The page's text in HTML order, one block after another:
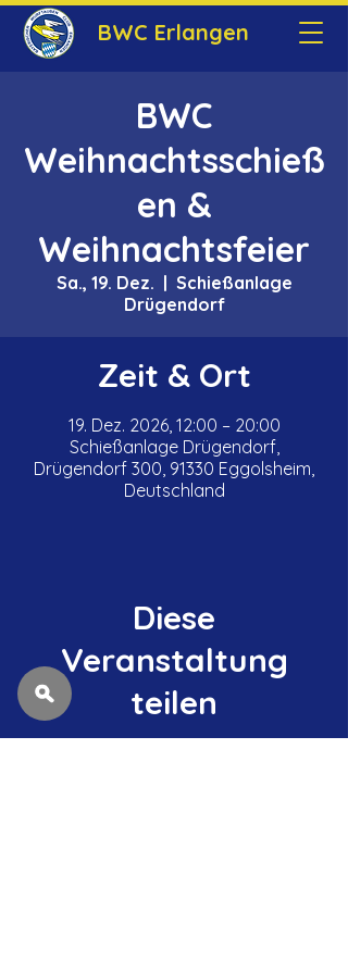
BWC Erlangen
BWC
Weihnachtsschieß
en &
Weihnachtsfeier
Sa., 19. Dez.
  |
Schießanlage
Drügendorf
Zeit & Ort
19. Dez. 2026, 12:00 – 20:00
Schießanlage Drügendorf,
Drügendorf 300, 91330 Eggolsheim,
Deutschland
Diese
Veranstaltung
teilen